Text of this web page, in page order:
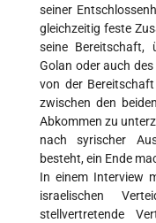
seiner
gleichzeitig feste
seine Bereitschaft,
Golan oder auch
von der
zwischen den
Abkommen zu
nach syrischer
besteht, ein Ende
In einem Interview
israelischen
stellvertretende